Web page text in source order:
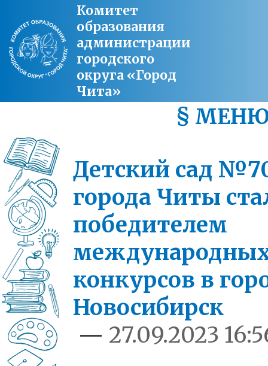
Комитет
образования
администрации
городского
округа «Город
Чита»
§
Детский сад
города Читы
победителем
конкурсов в
Новосибирск
— 27.09.2023